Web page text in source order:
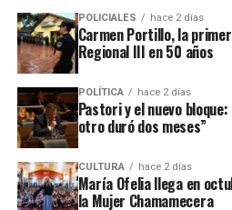
Para el cálculo del costo de los
desarrollo de los bebés, chicos,
toma el valor mensual de la
(CBT) del Gran Buenos Aires
los meses el organismo y que
la pobreza.
“Dentro de la CBT, se incluye
adquisición de los alimentos
requerimientos energéticos
POLICIALES hace 2 días
Carmen Portillo, la
Regional III en 50 años
POLÍTICA hace 2 días
Pastori y el nuevo
otro duró dos meses”
CULTURA hace 2 días
María Ofelia llega en
la Mujer Chamamecera